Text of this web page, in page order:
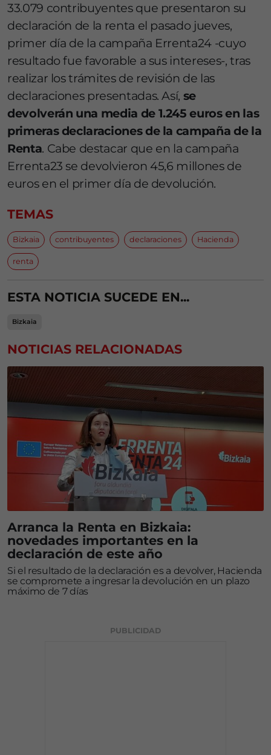
33.079 contribuyentes que presentaron su
declaración de la renta el pasado jueves,
primer día de la campaña Errenta24 -cuyo
resultado fue favorable a sus intereses-, tras
realizar los trámites de revisión de las
declaraciones presentadas. Así, se
devolverán una media de 1.245 euros en las
primeras declaraciones de la campaña de la
Renta. Cabe destacar que en la campaña
Errenta23 se devolvieron 45,6 millones de
euros en el primer día de devolución.
TEMAS
Bizkaia contribuyentes declaraciones Hacienda
renta
ESTA NOTICIA SUCEDE EN...
Bizkaia
NOTICIAS RELACIONADAS
Arranca la Renta en Bizkaia:
novedades importantes en la
declaración de este año
Si el resultado de la declaración es a devolver, Hacienda
se compromete a ingresar la devolución en un plazo
máximo de 7 días
PUBLICIDAD